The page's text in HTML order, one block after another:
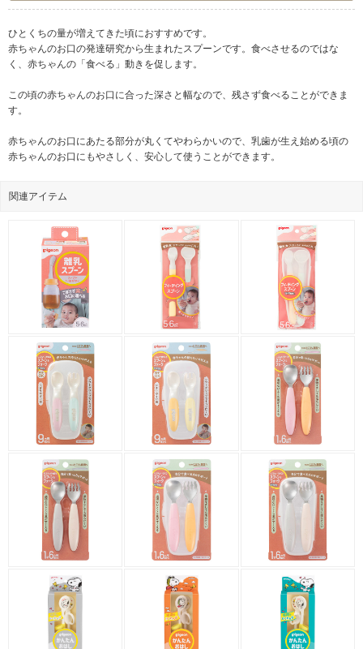
ひとくちの量が増えてきた頃におすすめです。
赤ちゃんのお口の発達研究から生まれたスプーンです。食べさせるのではな
く、赤ちゃんの「食べる」動きを促します。
この頃の赤ちゃんのお口に合った深さと幅なので、残さず食べることができま
す。
赤ちゃんのお口にあたる部分が丸くてやわらかいので、乳歯が生え始める頃の
赤ちゃんのお口にもやさしく、安心して使うことができます。
関連アイテム